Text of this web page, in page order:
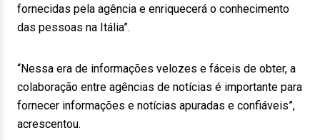
fornecidas pela agência e enriquecerá o conhecimento
das pessoas na Itália”.
“Nessa era de informações velozes e fáceis de obter, a
colaboração entre agências de notícias é importante para
fornecer informações e notícias apuradas e confiáveis”,
acrescentou.